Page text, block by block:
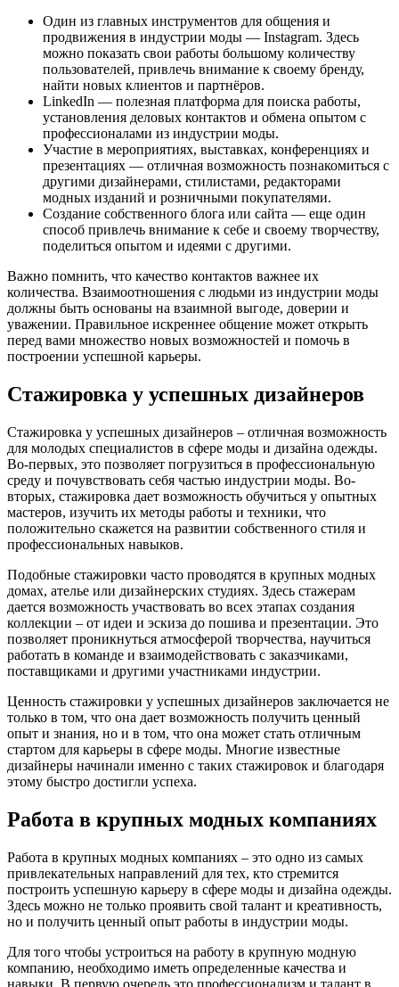
Один из главных инструментов для общения и
продвижения в индустрии моды — Instagram. Здесь
можно показать свои работы большому количеству
пользователей, привлечь внимание к своему бренду,
найти новых клиентов и партнёров.
LinkedIn — полезная платформа для поиска работы,
установления деловых контактов и обмена опытом с
профессионалами из индустрии моды.
Участие в мероприятиях, выставках, конференциях и
презентациях — отличная возможность познакомиться с
другими дизайнерами, стилистами, редакторами
модных изданий и розничными покупателями.
Создание собственного блога или сайта — еще один
способ привлечь внимание к себе и своему творчеству,
поделиться опытом и идеями с другими.
Важно помнить, что качество контактов важнее их
количества. Взаимоотношения с людьми из индустрии моды
должны быть основаны на взаимной выгоде, доверии и
уважении. Правильное искреннее общение может открыть
перед вами множество новых возможностей и помочь в
построении успешной карьеры.
Стажировка у успешных дизайнеров
Стажировка у успешных дизайнеров – отличная возможность
для молодых специалистов в сфере моды и дизайна одежды.
Во-первых, это позволяет погрузиться в профессиональную
среду и почувствовать себя частью индустрии моды. Во-
вторых, стажировка дает возможность обучиться у опытных
мастеров, изучить их методы работы и техники, что
положительно скажется на развитии собственного стиля и
профессиональных навыков.
Подобные стажировки часто проводятся в крупных модных
домах, ателье или дизайнерских студиях. Здесь стажерам
дается возможность участвовать во всех этапах создания
коллекции – от идеи и эскиза до пошива и презентации. Это
позволяет проникнуться атмосферой творчества, научиться
работать в команде и взаимодействовать с заказчиками,
поставщиками и другими участниками индустрии.
Ценность стажировки у успешных дизайнеров заключается не
только в том, что она дает возможность получить ценный
опыт и знания, но и в том, что она может стать отличным
стартом для карьеры в сфере моды. Многие известные
дизайнеры начинали именно с таких стажировок и благодаря
этому быстро достигли успеха.
Работа в крупных модных компаниях
Работа в крупных модных компаниях – это одно из самых
привлекательных направлений для тех, кто стремится
построить успешную карьеру в сфере моды и дизайна одежды.
Здесь можно не только проявить свой талант и креативность,
но и получить ценный опыт работы в индустрии моды.
Для того чтобы устроиться на работу в крупную модную
компанию, необходимо иметь определенные качества и
навыки. В первую очередь это профессионализм и талант в